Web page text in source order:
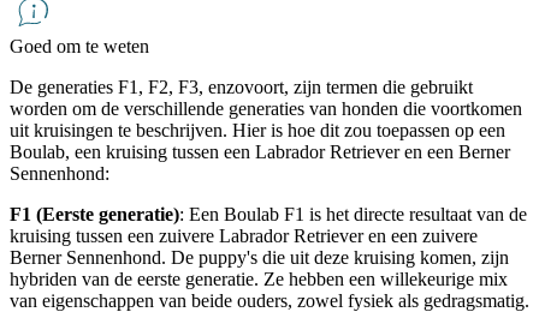
Goed om te weten
De generaties F1, F2, F3, enzovoort, zijn termen die gebruikt
worden om de verschillende generaties van honden die voortkomen
uit kruisingen te beschrijven. Hier is hoe dit zou toepassen op een
Boulab, een kruising tussen een Labrador Retriever en een Berner
Sennenhond:
F1 (Eerste generatie): Een Boulab F1 is het directe resultaat van de
kruising tussen een zuivere Labrador Retriever en een zuivere
Berner Sennenhond. De puppy's die uit deze kruising komen, zijn
hybriden van de eerste generatie. Ze hebben een willekeurige mix
van eigenschappen van beide ouders, zowel fysiek als gedragsmatig.